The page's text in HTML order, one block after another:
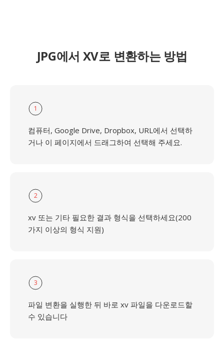
JPG에서 XV로 변환하는 방법
1
컴퓨터, Google Drive, Dropbox, URL에서 선택하
거나 이 페이지에서 드래그하여 선택해 주세요.
2
xv 또는 기타 필요한 결과 형식을 선택하세요(200
가지 이상의 형식 지원)
3
파일 변환을 실행한 뒤 바로 xv 파일을 다운로드할
수 있습니다